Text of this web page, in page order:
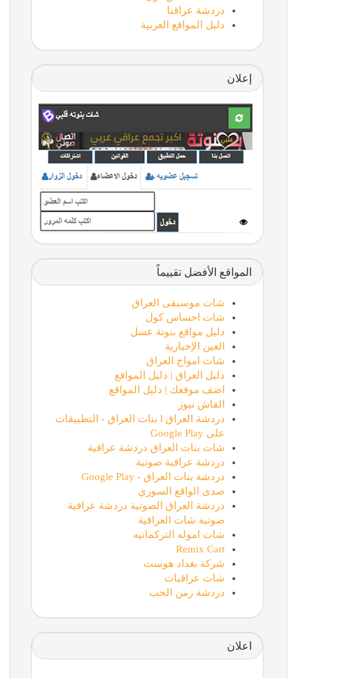
دردشة عراقنا
دليل المواقع العربية
إعلان
المواقع الأفضل تقييماً
شات موسيقى العراق
شات احساس كول
دليل مواقع بنوتة عسل
العين الإخبارية
شات امواج العراق
دليل العراق | دليل المواقع
اضف موقعك | دليل المواقع
القاش نيوز
دردشة العراق l بنات العراق - التطبيقات
على Google Play
شات بنات العراق دردشة عراقية
دردشة عراقية صوتية
دردشة بنات العراق - Google Play
صدى الواقع السوري
دردشة العراق الصوتية دردشة عراقية
صوتية شات العراقية
شات اموله التركمانيه
Remix Cart
شركة بغداد هوست
شات عراقيات
دردشة زمن الحب
اعلان